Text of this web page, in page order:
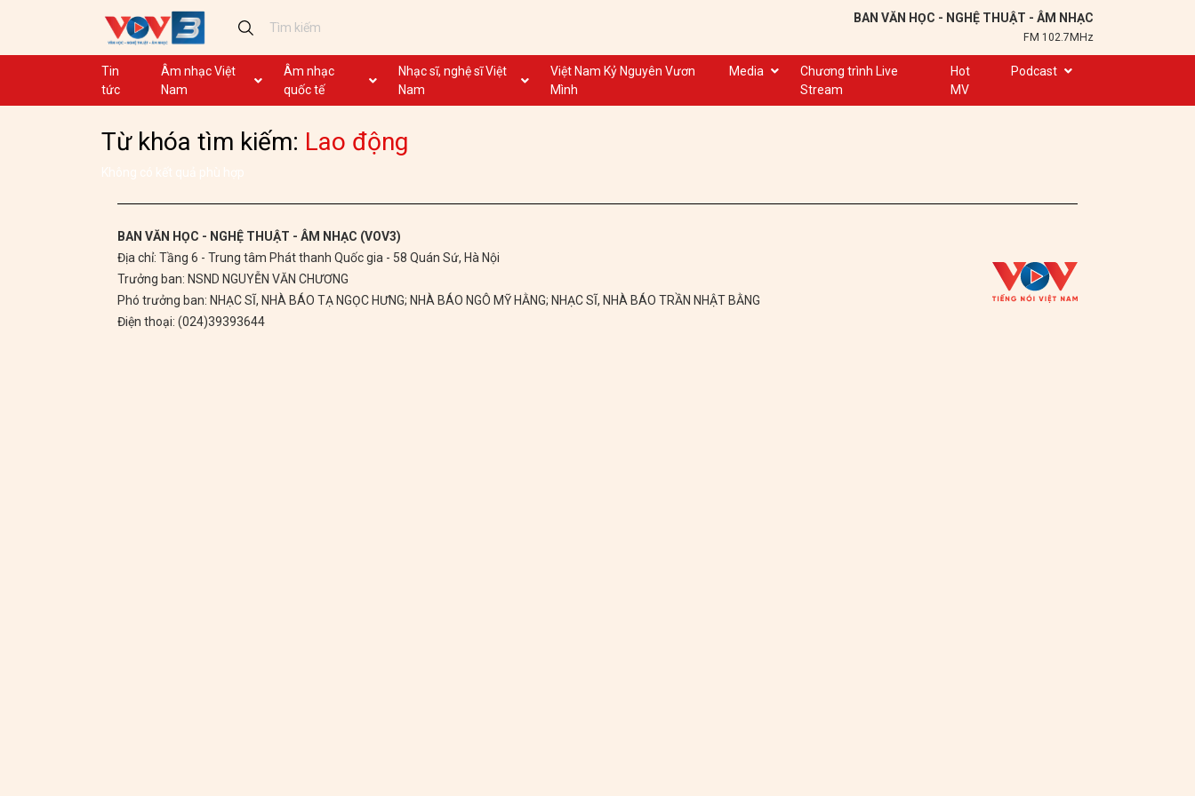
BAN VĂN HỌC - NGHỆ THUẬT - ÂM NHẠC
FM 102.7MHz
Tin
tức
Âm nhạc Việt
Nam
Ca khúc
Nhạc mới
Dân ca
GHTP
Chủ tịch Hồ Chí Minh
Ca khúc thi đua ái quốc
Ca nhạc theo yêu cầu
Âm nhạc
quốc tế
Ca khúc
Không lời
Nhạc sĩ, nghệ sĩ Việt
Nam
Nghệ sĩ biểu diễn VN
Nhạc sĩ VN
Việt Nam Kỷ Nguyên Vươn
Mình
Media
Dân ca
Chương trình Live
Stream
Hot
MV
Podcast
Trạm 102,7
Đôi bạn văn chương
Hành trình sáng tạo
Từ khóa tìm kiếm: Lao động
Không có kết quả phù hợp
BAN VĂN HỌC - NGHỆ THUẬT - ÂM NHẠC (VOV3)
Địa chỉ: Tầng 6 - Trung tâm Phát thanh Quốc gia - 58 Quán Sứ, Hà Nội
Trưởng ban: NSND NGUYỄN VĂN CHƯƠNG
Phó trưởng ban: NHẠC SĨ, NHÀ BÁO TẠ NGỌC HƯNG; NHÀ BÁO NGÔ MỸ HẰNG; NHẠC SĨ, NHÀ BÁO TRẦN NHẬT BẰNG
Điện thoại: (024)39393644